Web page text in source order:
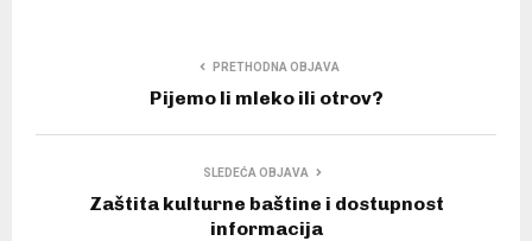
PRETHODNA OBJAVA
Pijemo li mleko ili otrov?
SLEDEĆA OBJAVA
Zaštita kulturne baštine i dostupnost
informacija